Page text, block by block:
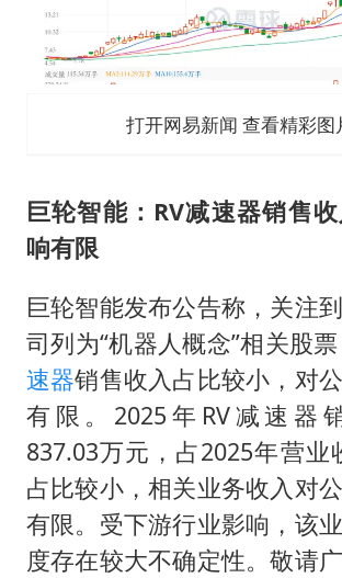
打开网易新闻 查看精彩图
巨轮智能：RV减速器销售
响有限
巨轮智能发布公告称，关注
司列为“机器人概念”相关股
速器销售收入占比较小，对
有限。2025年RV减速器
837.03万元，占2025年营业
占比较小，相关业务收入对
有限。受下游行业影响，该
度存在较大不确定性。敬请